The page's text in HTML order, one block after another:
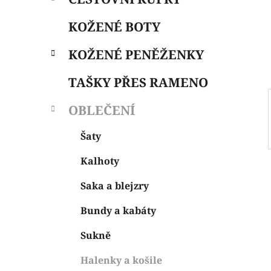
p
l
KOŽENÉ BOTY
KOŽENÉ PENĚŽENKY
TAŠKY PŘES RAMENO
OBLEČENÍ
Šaty
Kalhoty
Saka a blejzry
Bundy a kabáty
Sukně
Halenky a košile